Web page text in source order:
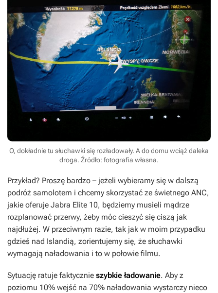
O, dokładnie tu słuchawki się rozładowały. A do domu wciąż daleka
droga. Źródło: fotografia własna.
Przykład? Proszę bardzo – jeżeli wybieramy się w dalszą
podróż samolotem i chcemy skorzystać ze świetnego ANC,
jakie oferuje Jabra Elite 10, będziemy musieli mądrze
rozplanować przerwy, żeby móc cieszyć się ciszą jak
najdłużej. W przeciwnym razie, tak jak w moim przypadku
gdzieś nad Islandią, zorientujemy się, że słuchawki
wymagają naładowania i to w połowie filmu.
Sytuację ratuje faktycznie szybkie ładowanie. Aby z
poziomu 10% wejść na 70% naładowania wystarczy nieco